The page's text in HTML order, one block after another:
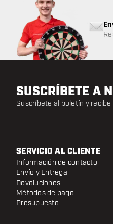
SUSCRÍBETE A
Suscríbete al boletín y
SERVICIO AL CLIENTE
Información de contacto
Envío y Entrega
Devoluciones
Métodos de pago
Presupuesto